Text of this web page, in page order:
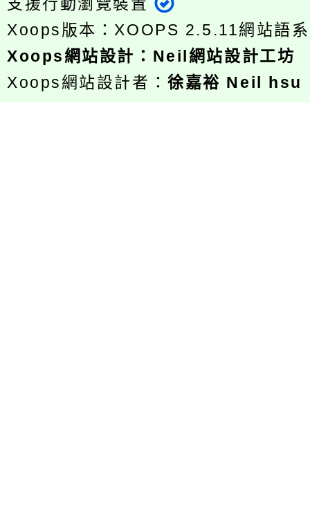
Xoops版本： XOOPS 2.5.11網站語
Xoops網站設計 ： Neil網站設計工坊
Xoops網站設計者：徐嘉裕 Neil hsu